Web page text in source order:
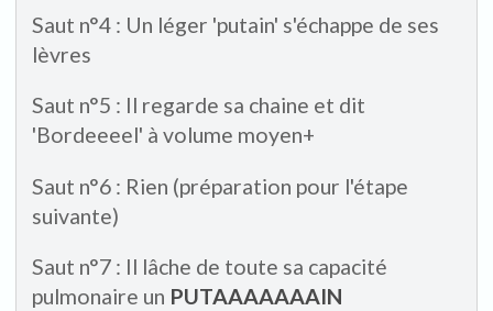
Saut n°4 : Un léger 'putain' s'échappe de ses
lèvres
Saut n°5 : Il regarde sa chaine et dit
'Bordeeeel' à volume moyen+
Saut n°6 : Rien (préparation pour l'étape
suivante)
Saut n°7 : Il lâche de toute sa capacité
pulmonaire un PUTAAAAAAAIN